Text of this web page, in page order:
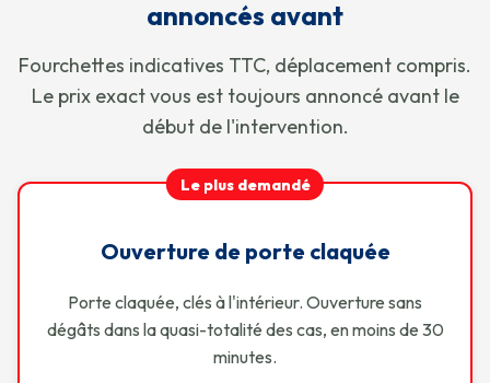
annoncés avant
Fourchettes indicatives TTC, déplacement compris.
Le prix exact vous est toujours annoncé avant le
début de l'intervention.
Le plus demandé
Ouverture de porte claquée
Porte claquée, clés à l'intérieur. Ouverture sans
dégâts dans la quasi-totalité des cas, en moins de 30
minutes.